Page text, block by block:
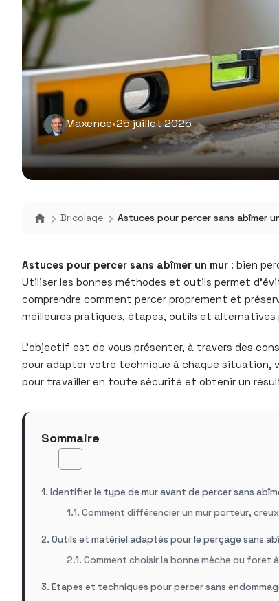
Maxence•25 juillet 2025
Bricolage Astuces pour percer sans abîmer
Astuces pour percer sans abîmer un mur : bien
Utiliser les bonnes méthodes et outils permet
comprendre comment percer proprement et
meilleures pratiques, étapes, outils et alternatives
L’objectif est de vous présenter, à travers des
pour adapter votre technique à chaque situation,
pour travailler en toute sécurité et obtenir un
Sommaire
Identifier le type de mur avant de percer sans
Comment différencier un mur porteur,
Outils et matériel adaptés pour le perçage sans
Comment choisir la bonne mèche ou foret
Étapes et techniques pour percer sans